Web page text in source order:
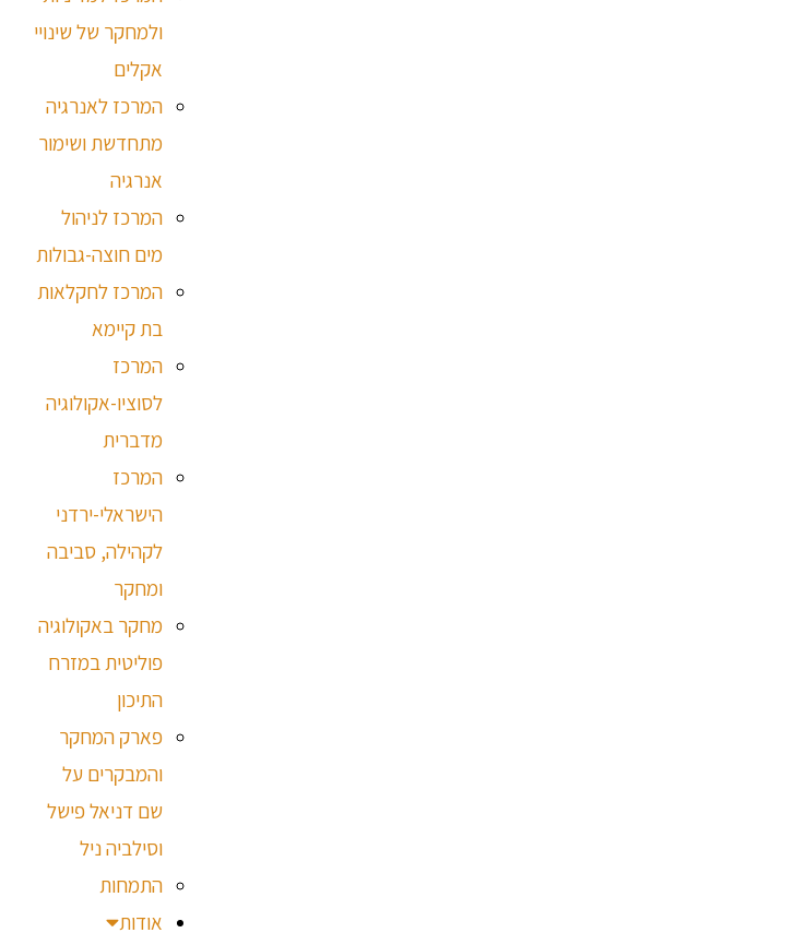
ולמחקר של שינויי
אקלים
המרכז לאנרגיה
מתחדשת ושימור
אנרגיה
המרכז לניהול
מים חוצה-גבולות
המרכז לחקלאות
בת קיימא
המרכז
לסוציו-אקולוגיה
מדברית
המרכז
הישראלי-ירדני
לקהילה, סביבה
ומחקר
מחקר באקולוגיה
פוליטית במזרח
התיכון
פארק המחקר
והמבקרים על
שם דניאל פישל
וסילביה ניל
התמחות
אודות